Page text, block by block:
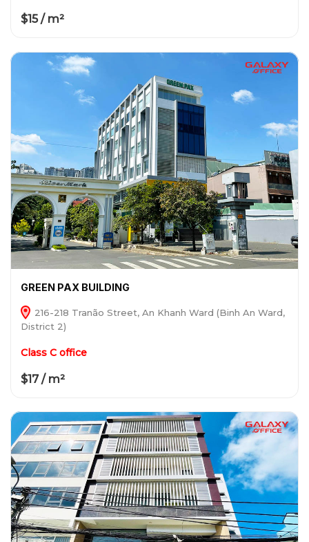
$15 / m²
GREEN PAX BUILDING
216-218 Tranão Street, An Khanh Ward (Binh An Ward,
District 2)
Class C office
$17 / m²